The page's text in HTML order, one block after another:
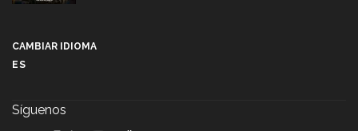
CAMBIAR IDIOMA
ES
Síguenos